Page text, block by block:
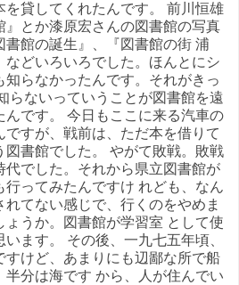
を貸してくれたんです。 前川恒雄
』とか漆原宏さんの図書館の写真
館の誕生』、『図書館の街 浦
どいろいろでした。ほんとにシ
知らなかったんです。それがきっ
らないっていうことが図書館を遠
んです。 今日もここに来る汽車の
すが、戦前は、ただ本を借りて
図書館でした。 やがて敗戦。敗戦
代でした。それから県立図書館が
行ってみたんですけ れども、なん
てない感じで、行くのをやめま
ょうか。図書館が学習室 として使
ます。 その後、一九七五年頃、
すけど、あまりにも辺鄙な所で船
分は海です から、人が住んでい